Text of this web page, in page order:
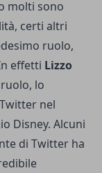
molti sono
certi altri
ruolo,
effetti Lizzo
lo
nel
Disney. Alcuni
di Twitter ha